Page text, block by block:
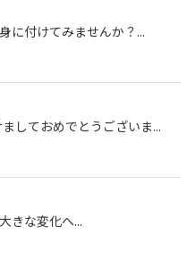
に付けてみませんか？ ...
しておめでとうございま...
きな変化へ...